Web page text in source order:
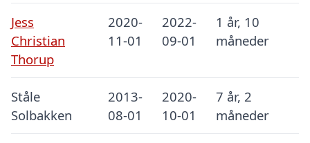
Jess
Christian
Thorup
2020-
11-01
2022-
09-01
1 år, 10
måneder
Ståle
Solbakken
2013-
08-01
2020-
10-01
7 år, 2
måneder